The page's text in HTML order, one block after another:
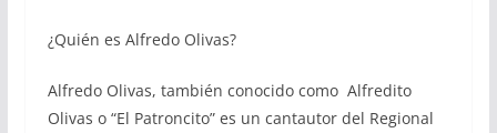
¿Quién es Alfredo Olivas?
Alfredo Olivas, también conocido como Alfredito
Olivas o “El Patroncito” es un cantautor del Regional